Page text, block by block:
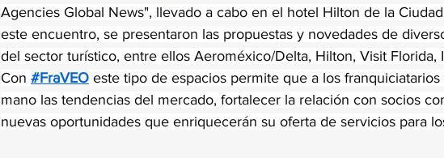
Agencies Global News", llevado a cabo en el hotel Hilton de la
este encuentro, se presentaron las propuestas y novedades de
del sector turístico, entre ellos Aeroméxico/Delta, Hilton, Visit Florida,
Con #FraVEO este tipo de espacios permite que a los
mano las tendencias del mercado, fortalecer la relación con socios
nuevas oportunidades que enriquecerán su oferta de servicios para